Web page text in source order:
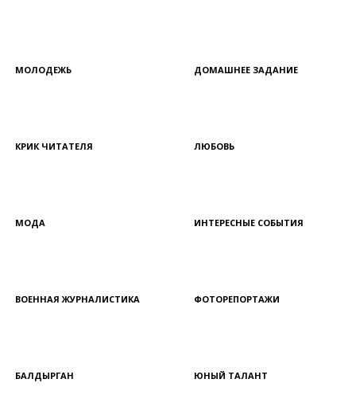
МОЛОДЕЖЬ ДОМАШНЕЕ ЗАДАНИЕ
КРИК ЧИТАТЕЛЯ ЛЮБОВЬ
МОДА ИНТЕРЕСНЫЕ СОБЫТИЯ
ВОЕННАЯ ЖУРНАЛИСТИКА ФОТОРЕПОРТАЖИ
БАЛДЫРГАН ЮНЫЙ ТАЛАНТ